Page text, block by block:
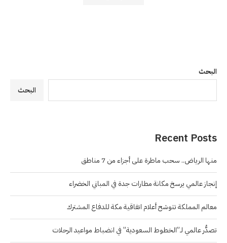
البحث
البحث
Recent Posts
منها الرياض.. سحب ماطرة على أجزاء من 7 مناطق
إنجاز عالمي يرسخ مكانة مطارات جدة في المباني الخضراء
معالم المملكة تتوشح أعلام اتفاقية مكة للدفاع المشترك
تصدُّر عالمي لـ”الخطوط السعودية” في انضباط مواعيد الرحلات